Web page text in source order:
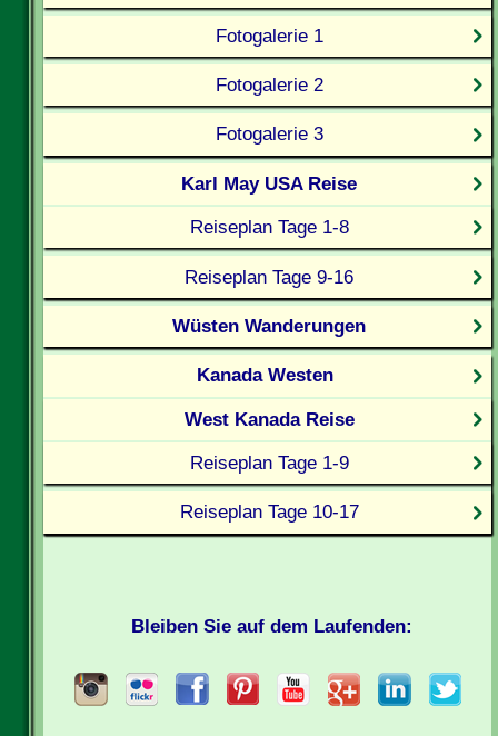
Fotogalerie 1
Fotogalerie 2
Fotogalerie 3
Karl May USA Reise
Reiseplan Tage 1-8
Reiseplan Tage 9-16
Wüsten Wanderungen
Kanada Westen
West Kanada Reise
Reiseplan Tage 1-9
Reiseplan Tage 10-17
Bleiben Sie auf dem Laufenden: